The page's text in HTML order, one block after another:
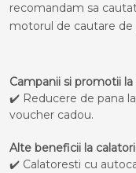
recomandam sa
motorul de cautare de
Campanii si promotii
✔️ Reducere de pana
voucher cadou.
Alte beneficii la
✔️ Calatoresti cu